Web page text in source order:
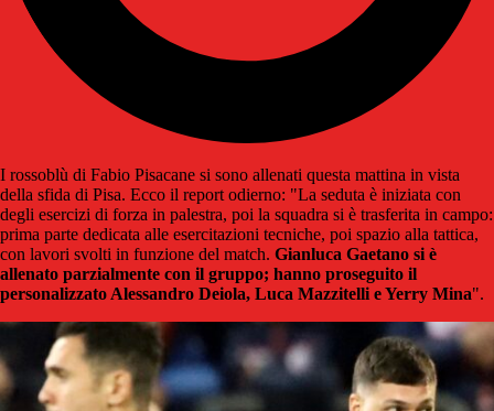
I rossoblù di Fabio Pisacane si sono allenati questa mattina in vista
della sfida di Pisa. Ecco il report odierno: "La seduta è iniziata con
degli esercizi di forza in palestra, poi la squadra si è trasferita in campo:
prima parte dedicata alle esercitazioni tecniche, poi spazio alla tattica,
con lavori svolti in funzione del match. Gianluca Gaetano si è
allenato parzialmente con il gruppo; hanno proseguito il
personalizzato Alessandro Deiola, Luca Mazzitelli e Yerry Mina".